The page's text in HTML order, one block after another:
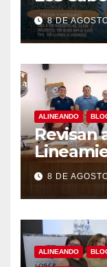
apoyos
8 DE
ALINEANDO
Revisan
en Los
8 DE
ALINEANDO